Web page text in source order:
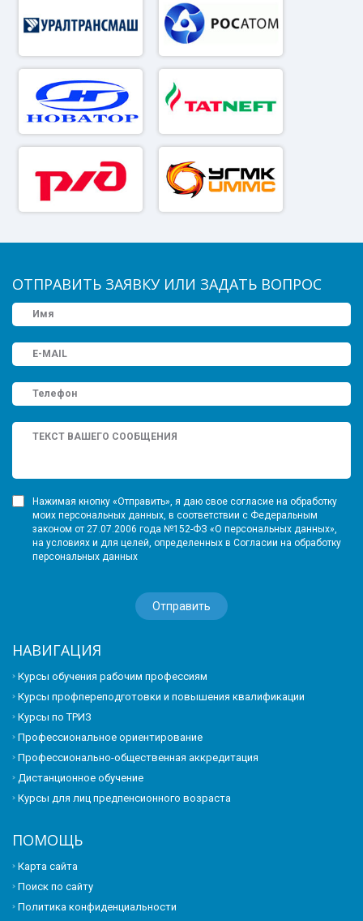
ОТПРАВИТЬ ЗАЯВКУ ИЛИ ЗАДАТЬ ВОПРОС
Нажимая кнопку «Отправить», я даю свое согласие на обработку
моих персональных данных, в соответствии с Федеральным
законом от 27.07.2006 года №152-ФЗ «О персональных данных»,
на условиях и для целей, определенных в Согласии на обработку
персональных данных
НАВИГАЦИЯ
Курсы обучения рабочим профессиям
Курсы профпереподготовки и повышения квалификации
Курсы по ТРИЗ
Профессиональное ориентирование
Профессионально-общественная аккредитация
Дистанционное обучение
Курсы для лиц предпенсионного возраста
ПОМОЩЬ
Карта сайта
Поиск по сайту
Политика конфиденциальности